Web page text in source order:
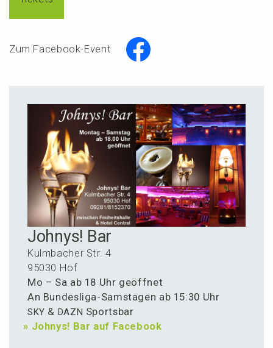
Zum Facebook-Event
Johnys! Bar
Kulmba­cher Str. 4
95030 Hof
Mo – Sa ab 18 Uhr geöffnet
An Bundes­li­ga-Samsta­gen ab 15:30 Uhr
SKY & DAZN Sportsbar
» Johnys! Bar auf Facebook